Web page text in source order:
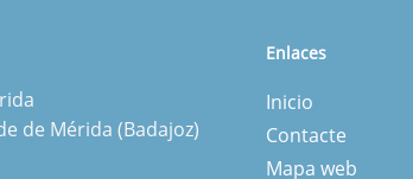
de Mérida (Badajoz)
Enlaces
Inicio
Contacte
Mapa web